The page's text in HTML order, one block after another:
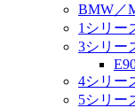
BMW／
1シリー
3シリー
4シリー
5シリー